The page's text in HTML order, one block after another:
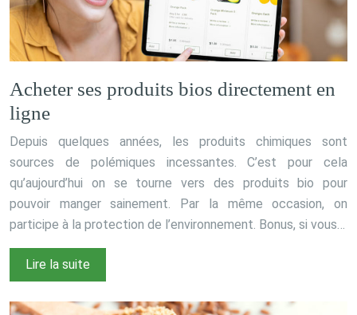
Acheter ses produits bios directement en
ligne
Depuis quelques années, les produits chimiques sont
sources de polémiques incessantes. C’est pour cela
qu’aujourd’hui on se tourne vers des produits bio pour
pouvoir manger sainement. Par la même occasion, on
participe à la protection de l’environnement. Bonus, si vous…
Lire la suite